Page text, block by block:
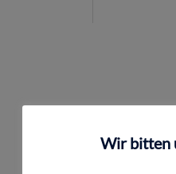
Wir bitten